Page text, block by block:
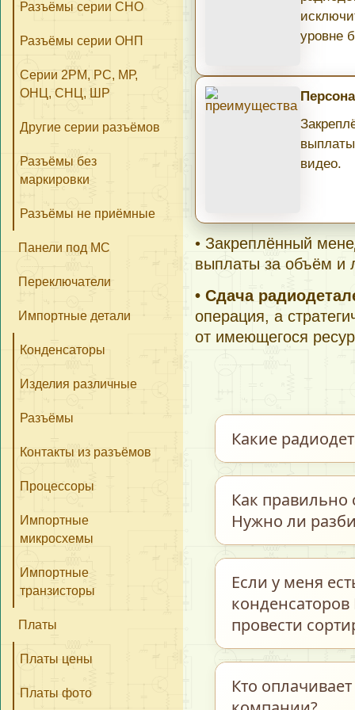
уровне
видео.
• Закреплённый
выплаты за объём и
• Сдача
операция, а
от имеющегося
Какие
керамические и
интегральные
и многие другие
бывшие в работе.
Как правильно
Нужно ли
предварительно
полном
Если у меня
провести
Кто
Разъёмы серии СНО
Разъёмы серии ОНП
Серии 2РМ, РС, МР,
ОНЦ, СНЦ, ШР
Другие серии разъёмов
Разъёмы без
маркировки
Разъёмы не приёмные
Панели под МС
Переключатели
Импортные детали
Конденсаторы
Изделия различные
Разъёмы
Контакты из разъёмов
Процессоры
Импортные
микросхемы
Импортные
транзисторы
Платы
Платы цены
Платы фото